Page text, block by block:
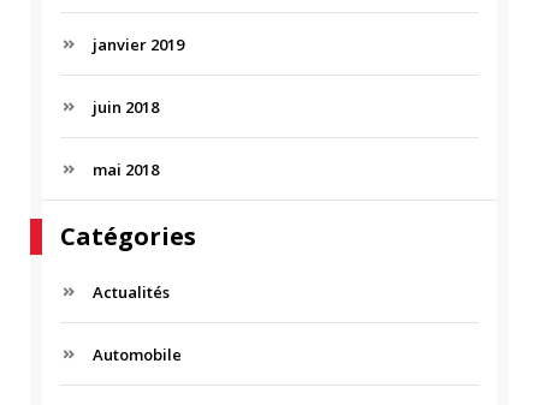
janvier 2019
juin 2018
mai 2018
Catégories
Actualités
Automobile